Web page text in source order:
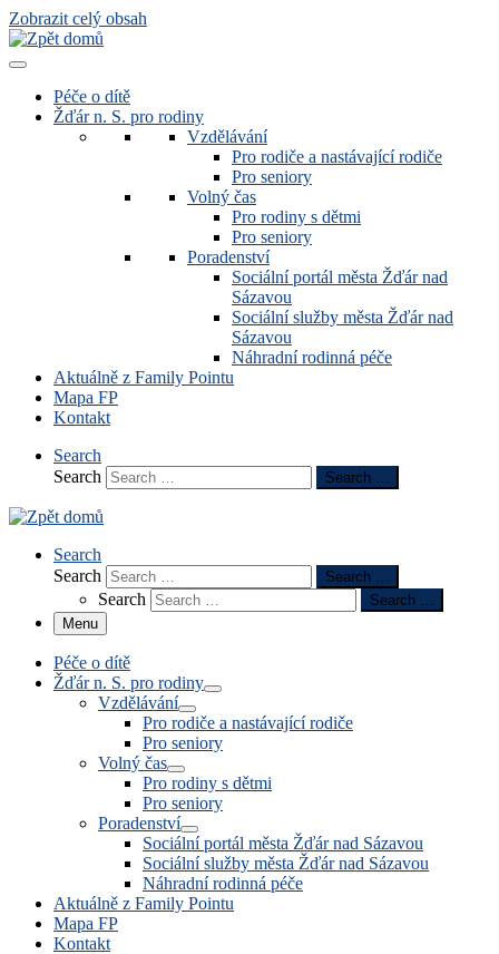
Zobrazit celý obsah
Péče o dítě
Žďár n. S. pro rodiny
Vzdělávání
Pro rodiče a nastávající rodiče
Pro seniory
Volný čas
Pro rodiny s dětmi
Pro seniory
Poradenství
Sociální portál města Žďár nad
Sázavou
Sociální služby města Žďár nad
Sázavou
Náhradní rodinná péče
Aktuálně z Family Pointu
Mapa FP
Kontakt
Search
Search
Search …
Search
Search
Search …
Search
Search …
Menu
Péče o dítě
Žďár n. S. pro rodiny
Vzdělávání
Pro rodiče a nastávající rodiče
Pro seniory
Volný čas
Pro rodiny s dětmi
Pro seniory
Poradenství
Sociální portál města Žďár nad Sázavou
Sociální služby města Žďár nad Sázavou
Náhradní rodinná péče
Aktuálně z Family Pointu
Mapa FP
Kontakt